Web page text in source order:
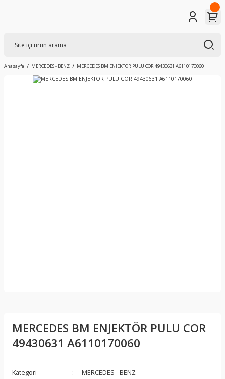
Anasayfa MERCEDES - BENZ MERCEDES BM ENJEKTÖR PULU COR 49430631 A6110170060
MERCEDES BM ENJEKTÖR PULU COR
49430631 A6110170060
Kategori
MERCEDES - BENZ